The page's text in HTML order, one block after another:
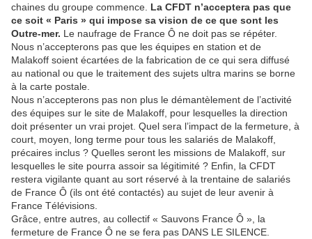
chaines du groupe commence. La CFDT n’acceptera pas que
ce soit « Paris » qui impose sa vision de ce que sont les
Outre-mer. Le naufrage de France Ô ne doit pas se répéter.
Nous n’accepterons pas que les équipes en station et de
Malakoff soient écartées de la fabrication de ce qui sera diffusé
au national ou que le traitement des sujets ultra marins se borne
à la carte postale.
Nous n’accepterons pas non plus le démantèlement de l’activité
des équipes sur le site de Malakoff, pour lesquelles la direction
doit présenter un vrai projet. Quel sera l’impact de la fermeture, à
court, moyen, long terme pour tous les salariés de Malakoff,
précaires inclus ? Quelles seront les missions de Malakoff, sur
lesquelles le site pourra assoir sa légitimité ? Enfin, la CFDT
restera vigilante quant au sort réservé à la trentaine de salariés
de France Ô (ils ont été contactés) au sujet de leur avenir à
France Télévisions.
Grâce, entre autres, au collectif « Sauvons France Ô », la
fermeture de France Ô ne se fera pas DANS LE SILENCE.